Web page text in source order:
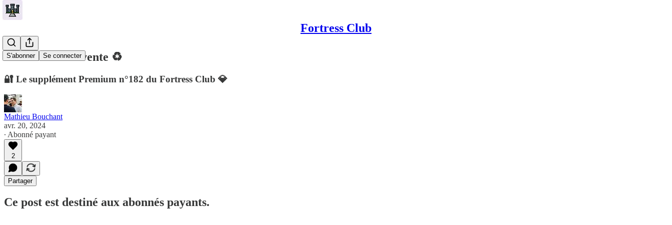
Fortress Club
S'abonner Se connecter
🏰 1 achat & 1 vente ♻️
🔐 Le supplément Premium n°182 du Fortress Club 💎
Mathieu Bouchant
avr. 20, 2024
∙ Abonné payant
2
Partager
Ce post est destiné aux abonnés payants.